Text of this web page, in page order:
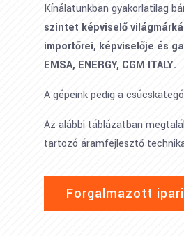
Kínálatunkban gyakorlatilag
szintet képviselő
importőrei, képviselője és
EMSA, ENERGY, CGM ITALY.
A gépeink pedig a
Az alábbi táblázatban
tartozó áramfejlesztő
Forgalmazott